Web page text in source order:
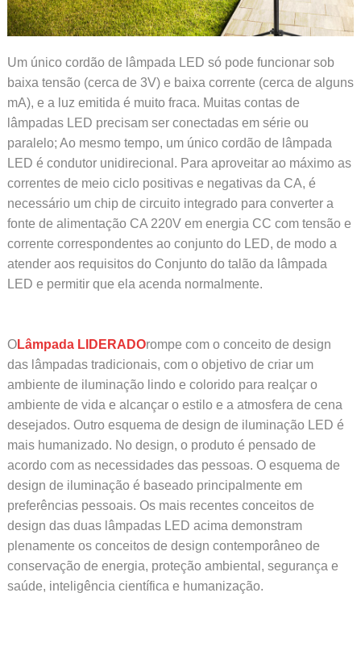
Um único cordão de lâmpada LED só pode funcionar sob
baixa tensão (cerca de 3V) e baixa corrente (cerca de alguns
mA), e a luz emitida é muito fraca. Muitas contas de
lâmpadas LED precisam ser conectadas em série ou
paralelo; Ao mesmo tempo, um único cordão de lâmpada
LED é condutor unidirecional. Para aproveitar ao máximo as
correntes de meio ciclo positivas e negativas da CA, é
necessário um chip de circuito integrado para converter a
fonte de alimentação CA 220V em energia CC com tensão e
corrente correspondentes ao conjunto do LED, de modo a
atender aos requisitos do Conjunto do talão da lâmpada
LED e permitir que ela acenda normalmente.
OLâmpada LIDERADOrompe com o conceito de design
das lâmpadas tradicionais, com o objetivo de criar um
ambiente de iluminação lindo e colorido para realçar o
ambiente de vida e alcançar o estilo e a atmosfera de cena
desejados. Outro esquema de design de iluminação LED é
mais humanizado. No design, o produto é pensado de
acordo com as necessidades das pessoas. O esquema de
design de iluminação é baseado principalmente em
preferências pessoais. Os mais recentes conceitos de
design das duas lâmpadas LED acima demonstram
plenamente os conceitos de design contemporâneo de
conservação de energia, proteção ambiental, segurança e
saúde, inteligência científica e humanização.